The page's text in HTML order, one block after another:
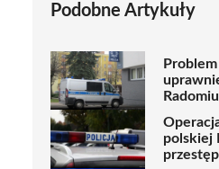
Podobne Artykuły
Radomiu
polskiej